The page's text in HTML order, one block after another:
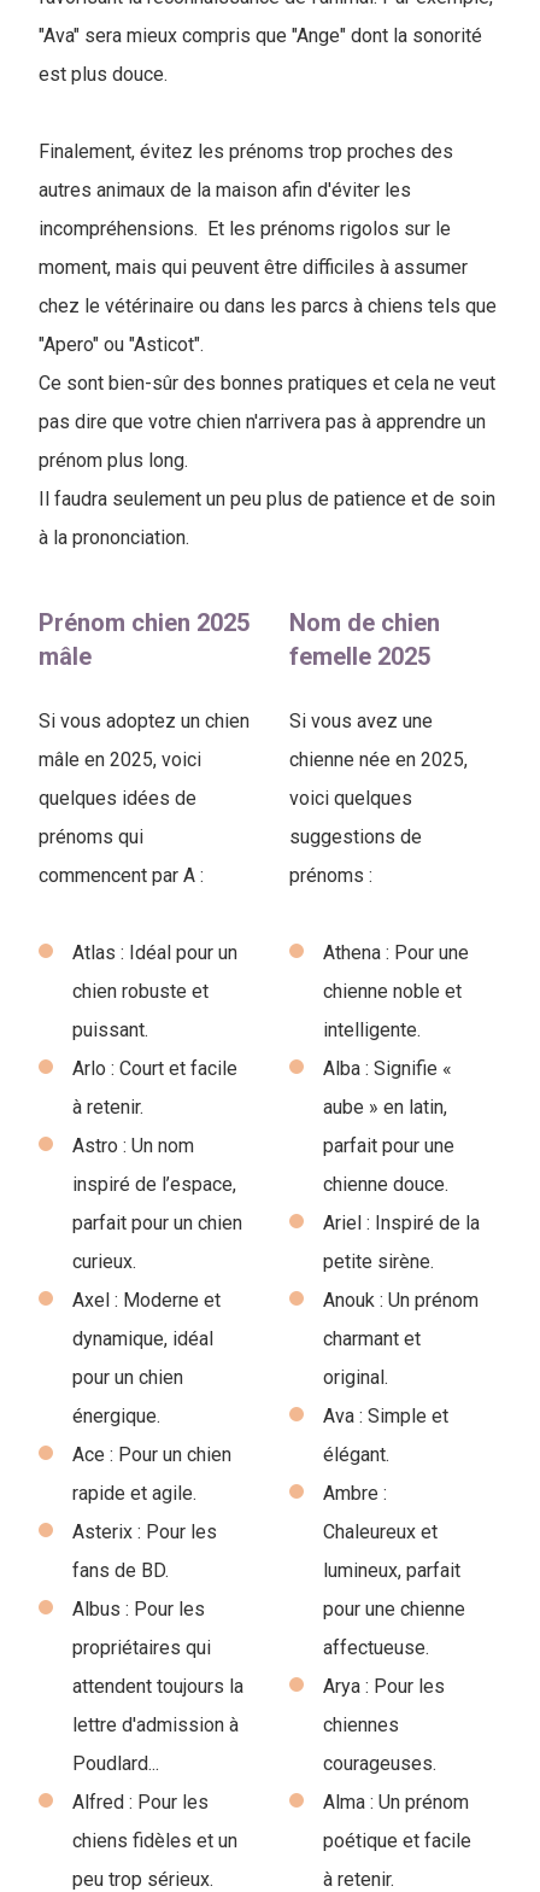
"Ava" sera mieux compris que "Ange" dont la sonorité
est plus douce.
Finalement, évitez les prénoms trop proches des
autres animaux de la maison afin d'éviter les
incompréhensions. Et les prénoms rigolos sur le
moment, mais qui peuvent être difficiles à assumer
chez le vétérinaire ou dans les parcs à chiens tels que
"Apero" ou "Asticot".
Ce sont bien-sûr des bonnes pratiques et cela ne veut
pas dire que votre chien n'arrivera pas à apprendre un
prénom plus long.
Il faudra seulement un peu plus de patience et de soin
à la prononciation.
Prénom chien 2025
mâle
Si vous adoptez un chien
mâle en 2025, voici
quelques idées de
prénoms qui
commencent par A :
Atlas : Idéal pour un
chien robuste et
puissant.
Arlo : Court et facile
à retenir.
Astro : Un nom
inspiré de l’espace,
parfait pour un chien
curieux.
Axel : Moderne et
dynamique, idéal
pour un chien
énergique.
Ace : Pour un chien
rapide et agile.
Asterix : Pour les
fans de BD.
Albus : Pour les
propriétaires qui
attendent toujours la
lettre d'admission à
Poudlard...
Alfred : Pour les
chiens fidèles et un
peu trop sérieux.
Nom de chien
femelle 2025
Si vous avez une
chienne née en 2025,
voici quelques
suggestions de
prénoms :
Athena : Pour une
chienne noble et
intelligente.
Alba : Signifie «
aube » en latin,
parfait pour une
chienne douce.
Ariel : Inspiré de la
petite sirène.
Anouk : Un prénom
charmant et
original.
Ava : Simple et
élégant.
Ambre :
Chaleureux et
lumineux, parfait
pour une chienne
affectueuse.
Arya : Pour les
chiennes
courageuses.
Alma : Un prénom
poétique et facile
à retenir.